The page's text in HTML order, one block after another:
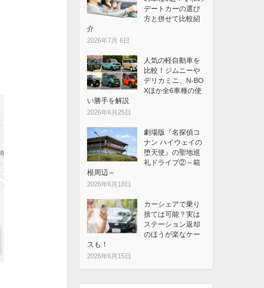
デートカーの選び
方と併せて比較紹
介
2026年7月 6日
人気の軽自動車を
比較！ジムニーや
デリカミニ、N-BO
Xほか全6車種の使
い勝手を解説
2026年6月25日
劇場版『名探偵コ
ナン ハイウェイの
堕天使』の聖地巡
礼ドライブ②～箱
根周辺～
2026年6月18日
カーシェアで乗り
捨ては可能？実は
ステーション返却
のほうが楽なケー
スも！
2026年6月15日